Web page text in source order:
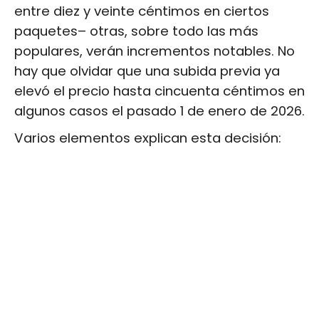
entre diez y veinte céntimos en ciertos
paquetes– otras, sobre todo las más
populares, verán incrementos notables. No
hay que olvidar que una subida previa ya
elevó el precio hasta cincuenta céntimos en
algunos casos el pasado 1 de enero de 2026.
Varios elementos explican esta decisión: